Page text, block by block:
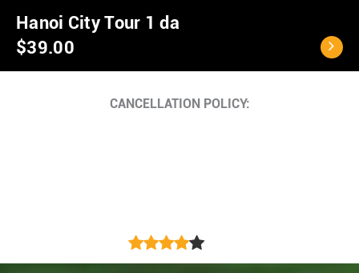
Ho Chi Minh City - C
$40.00
Cancellation Policy